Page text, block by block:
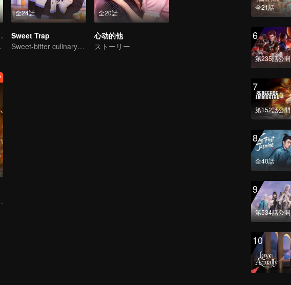
Girl
全24話
Sweet Trap
Sweet-bitter culinary rivalry
全20話
心动的他
ストーリー
Double
全21話
6
第235話公開
7
第152話公開
8
全40話
9
第534話公開
10